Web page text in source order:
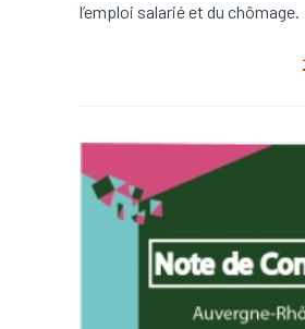
l’emploi salarié et du chômage.